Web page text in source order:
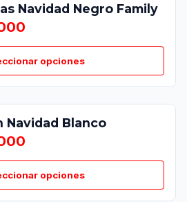
Navidad Negro Family
opciones
Navidad Blanco
opciones